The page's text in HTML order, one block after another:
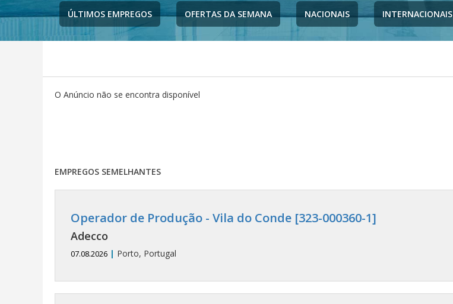
ÚLTIMOS EMPREGOS
OFERTAS DA SEMANA NACIONAIS INTERNACIONAIS
O Anúncio não se encontra disponível
EMPREGOS SEMELHANTES
Operador de Produção - Vila do Conde [323-000360-1]
Adecco
07.08.2026 | Porto, Portugal